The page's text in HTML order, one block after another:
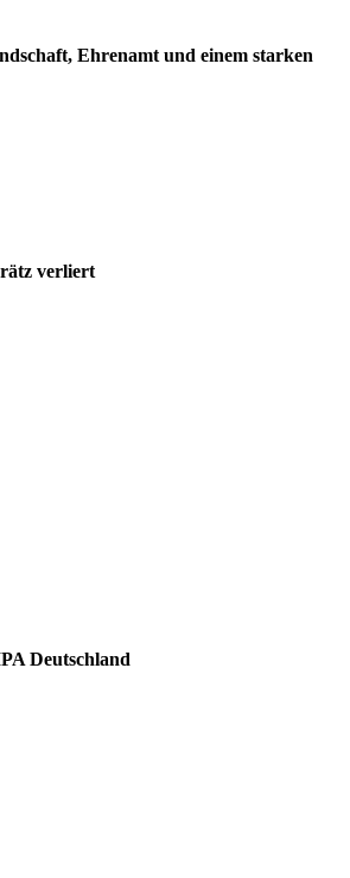
Ehrenamt und einem starken
verliert
Deutschland